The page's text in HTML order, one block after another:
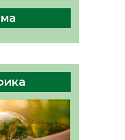
облыс
болып
52 0